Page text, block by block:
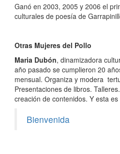
Ganó en 2003, 2005 y 2006 el
culturales de poesía de
Otras Mujeres del Pollo
Maria Dubón, dinamizadora
año pasado se cumplieron 20
mensual. Organiza y modera
Presentaciones de libros.
creación de contenidos. Y esta
Bienvenida